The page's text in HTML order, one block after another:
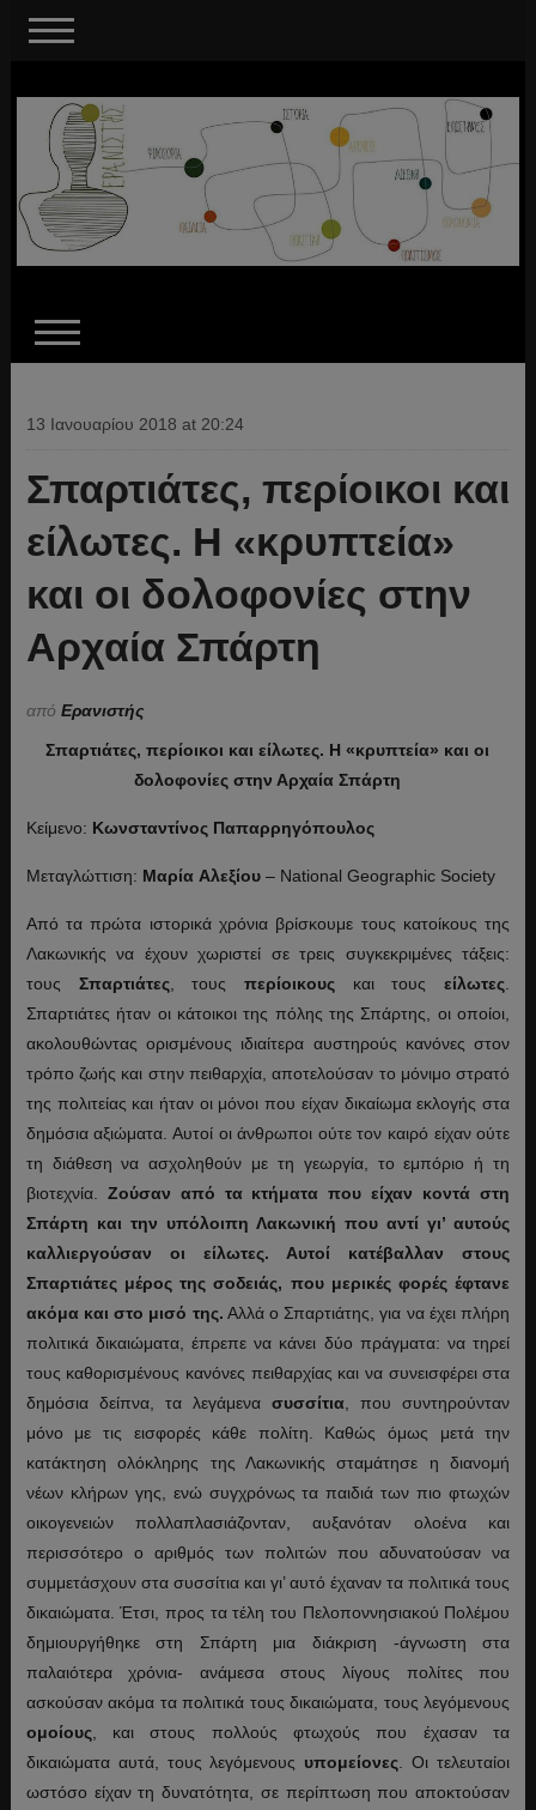
13 Ιανουαρίου 2018 at 20:24
Σπαρτιάτες, περίοικοι και
είλωτες. Η «κρυπτεία»
και οι δολοφονίες στην
Αρχαία Σπάρτη
από Ερανιστής
Σπαρτιάτες, περίοικοι και είλωτες. Η «κρυπτεία» και οι
δολοφονίες στην Αρχαία Σπάρτη
Κείμενο: Κωνσταντίνος Παπαρρηγόπουλος
Μεταγλώττιση: ΜαρίαΑλεξίου– National Geographic Society
Από τα πρώτα ιστορικά χρόνια βρίσκουμε τους κατοίκους της
Λακωνικής να έχουν χωριστεί σε τρεις συγκεκριμένες τάξεις:
τους Σπαρτιάτες , τους περίοικους και τουςείλωτες
Σπαρτιάτες ήταν οι κάτοικοι της πόλης της Σπάρτης, οι οποίοι,
ακολουθώντας ορισμένους ιδιαίτερα αυστηρούς κανόνες στον
τρόπο ζωής και στην πειθαρχία, αποτελούσαν το μόνιμο στρατό
της πολιτείας και ήταν οι μόνοι που είχαν δικαίωμα εκλογής στα
δημόσια αξιώματα. Αυτοί οι άνθρωποι ούτε τον καιρό είχαν ούτε
τη διάθεση να ασχοληθούν με τη γεωργία, το εμπόριο ή τη
βιοτεχνία. Ζούσαν από τα κτήματα που είχαν κοντά στη
Σπάρτη και την υπόλοιπη Λακωνική που αντί γι’ αυτούς
καλλιεργούσαν οι είλωτες. Αυτοί κατέβαλλαν στους
Σπαρτιάτες μέρος της σοδειάς, που μερικές φορές έφτανε
ακόμα και στο μισό της. Αλλά ο Σπαρτιάτης, για να έχει πλήρη
πολιτικά δικαιώματα, έπρεπε να κάνει δύο πράγματα: να τηρεί
τους καθορισμένους κανόνες πειθαρχίας και να συνεισφέρει στα
δημόσια δείπνα, τα λεγάμενασυσσίτια , που συντηρούνταν
μόνο με τις εισφορές κάθε πολίτη. Καθώς όμως μετά την
κατάκτηση ολόκληρης της Λακωνικής σταμάτησε η διανομή
νέων κλήρων γης, ενώ συγχρόνως τα παιδιά των πιο φτωχών
οικογενειών πολλαπλασιάζονταν, αυξανόταν ολοένα και
περισσότερο ο αριθμός των πολιτών που αδυνατούσαν να
συμμετάσχουν στα συσσίτια και γι’ αυτό έχαναν τα πολιτικά τους
δικαιώματα. Έτσι, προς τα τέλη του Πελοποννησιακού Πολέμου
δημιουργήθηκε στη Σπάρτη μια διάκριση -άγνωστη στα
παλαιότερα χρόνια- ανάμεσα στους λίγους πολίτες που
ασκούσαν ακόμα τα πολιτικά τους δικαιώματα, τους λεγόμενους
ομοίους , και στους πολλούς φτωχούς που έχασαν τα
δικαιώματα αυτά, τους λεγόμενους υπομείονες . Οι τελευταίοι
ωστόσο είχαν τη δυνατότητα, σε περίπτωση που αποκτούσαν